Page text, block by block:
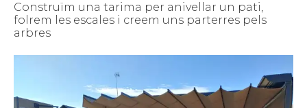
Construïm una tarima per anivellar un pati,
folrem les escales i creem uns parterres pels
arbres